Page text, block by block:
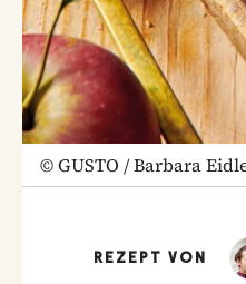
©GUSTO / Barbara
REZEPT VON